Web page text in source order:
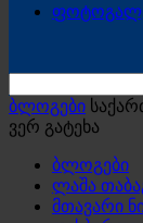
ბლოგები
ვერ გატეხა
ბლოგები
ლაშა
მთავარი